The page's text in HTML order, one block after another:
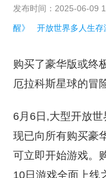
发布时间：2025-06-
醒》 开放世界多人生存
购买了豪华版或终
厄拉科斯星球的冒
6月6日,大型开放世
现已向所有购买豪
可立即开始游戏。
10日游戏全面上线